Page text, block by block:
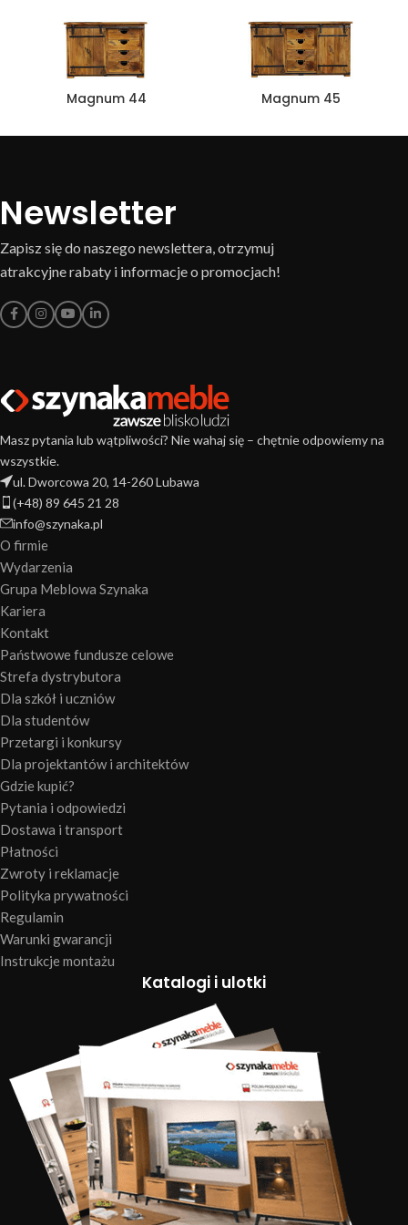
Magnum 44 Magnum 45
Newsletter
Zapisz się do naszego newslettera, otrzymuj
atrakcyjne rabaty i informacje o promocjach!
Masz pytania lub wątpliwości? Nie wahaj się – chętnie odpowiemy na
wszystkie.
ul. Dworcowa 20, 14-260 Lubawa
(+48) 89 645 21 28
info@szynaka.pl
O firmie
Wydarzenia
Grupa Meblowa Szynaka
Kariera
Kontakt
Państwowe fundusze celowe
Strefa dystrybutora
Dla szkół i uczniów
Dla studentów
Przetargi i konkursy
Dla projektantów i architektów
Gdzie kupić?
Pytania i odpowiedzi
Dostawa i transport
Płatności
Zwroty i reklamacje
Polityka prywatności
Regulamin
Warunki gwarancji
Instrukcje montażu
Katalogi i ulotki